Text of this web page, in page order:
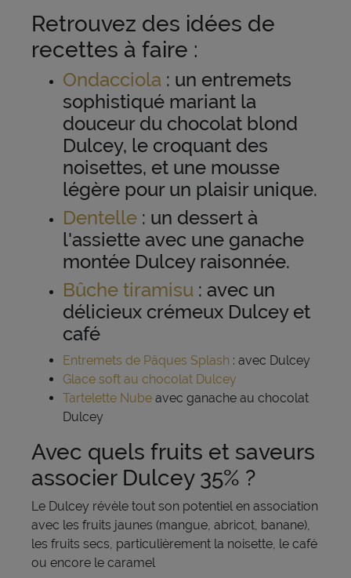
Retrouvez des idées de
recettes à faire :
Ondacciola : un entremets
sophistiqué mariant la
douceur du chocolat blond
Dulcey, le croquant des
noisettes, et une mousse
légère pour un plaisir unique.
Dentelle : un dessert à
l'assiette avec une ganache
montée Dulcey raisonnée.
Bûche tiramisu : avec un
délicieux crémeux Dulcey et
café
Entremets de Pâques Splash : avec Dulcey
Glace soft au chocolat Dulcey
Tartelette Nube avec ganache au chocolat
Dulcey
Avec quels fruits et saveurs
associer Dulcey 35% ?
Le Dulcey révèle tout son potentiel en association
avec les fruits jaunes (mangue, abricot, banane),
les fruits secs, particulièrement la noisette, le café
ou encore le caramel